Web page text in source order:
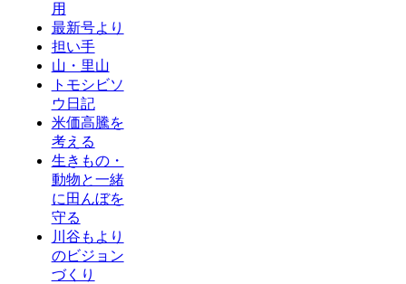
用
最新号より
担い手
山・里山
トモシビソ
ウ日記
米価高騰を
考える
生きもの・
動物と一緒
に田んぼを
守る
川谷もより
のビジョン
づくり